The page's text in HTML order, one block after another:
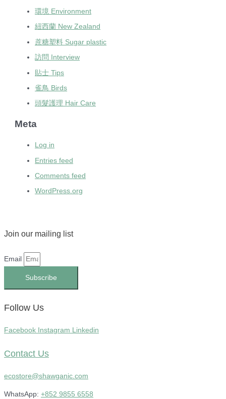
環境 Environment
紐西蘭 New Zealand
蔗糖塑料 Sugar plastic
訪問 Interview
貼士 Tips
雀鳥 Birds
頭髮護理 Hair Care
Meta
Log in
Entries feed
Comments feed
WordPress.org
Join our mailing list
Email
Subscribe
Follow Us
Facebook Instagram Linkedin
Contact Us
ecostore@shawganic.com
WhatsApp: +852 9855 6558